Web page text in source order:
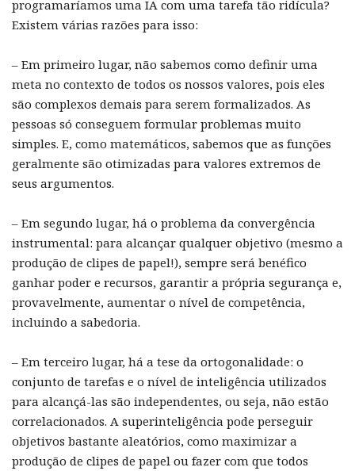
programaríamos uma IA com uma tarefa tão ridícula?
Existem várias razões para isso:
– Em primeiro lugar, não sabemos como definir uma
meta no contexto de todos os nossos valores, pois eles
são complexos demais para serem formalizados. As
pessoas só conseguem formular problemas muito
simples. E, como matemáticos, sabemos que as funções
geralmente são otimizadas para valores extremos de
seus argumentos.
– Em segundo lugar, há o problema da convergência
instrumental: para alcançar qualquer objetivo (mesmo a
produção de clipes de papel!), sempre será benéfico
ganhar poder e recursos, garantir a própria segurança e,
provavelmente, aumentar o nível de competência,
incluindo a sabedoria.
– Em terceiro lugar, há a tese da ortogonalidade: o
conjunto de tarefas e o nível de inteligência utilizados
para alcançá-las são independentes, ou seja, não estão
correlacionados. A superinteligência pode perseguir
objetivos bastante aleatórios, como maximizar a
produção de clipes de papel ou fazer com que todos